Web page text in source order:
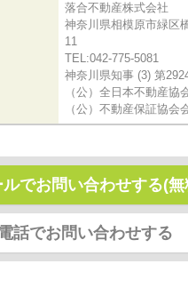
落合不動産株式会社
神奈川県相模原市緑区
11
TEL:042-775-5081
神奈川県知事 (3) 第
（公）全日本不動産協
（公）不動産保証協会
ルでお問い合わせする(無
電話でお問い合わせする